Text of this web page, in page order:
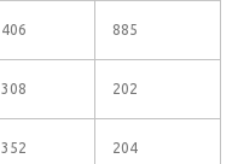
406 885
308 202
352 204